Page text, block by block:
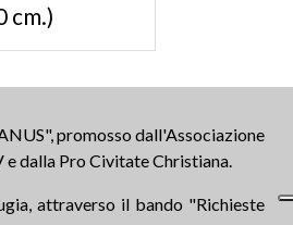
cm.)
promosso dall'Associazione
dalla Pro Civitate Christiana.
attraverso il bando "Richieste